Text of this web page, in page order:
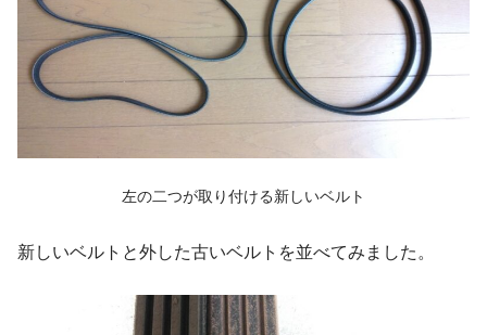
左の二つが取り付ける新しいベルト
新しいベルトと外した古いベルトを並べてみました。